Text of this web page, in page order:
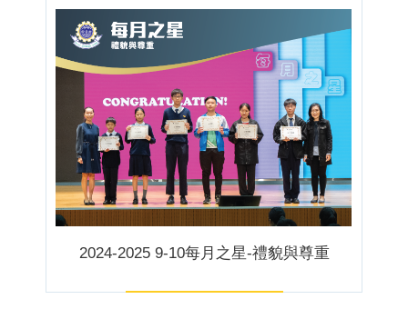
2024-2025 9-10每月之星-禮貌與尊重